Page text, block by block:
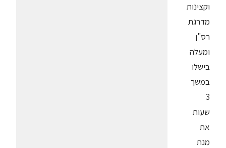
וקצינות
מדרגת
רס"ן
ומעלה
בישלו
במשך
3
שעות
את
מנת